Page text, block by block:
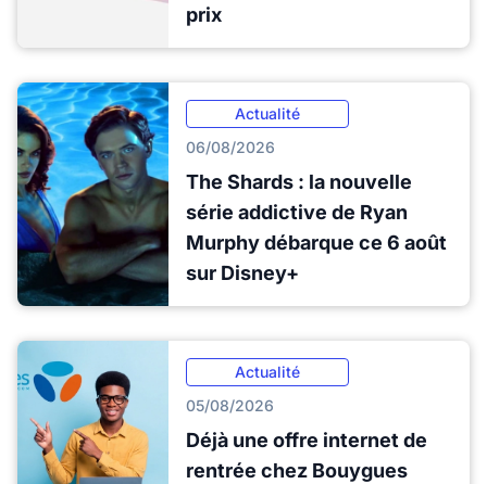
prix
Actualité
06/08/2026
The Shards : la nouvelle
série addictive de Ryan
Murphy débarque ce 6 août
sur Disney+
Actualité
05/08/2026
Déjà une offre internet de
rentrée chez Bouygues